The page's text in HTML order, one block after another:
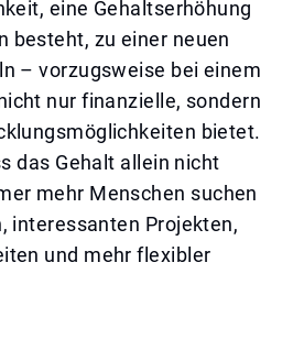
eine Gehaltserhöhung
besteht, zu einer neuen
– vorzugsweise bei einem
nur finanzielle, sondern
bietet.
das Gehalt allein nicht
mehr Menschen suchen
interessanten Projekten,
und mehr flexibler